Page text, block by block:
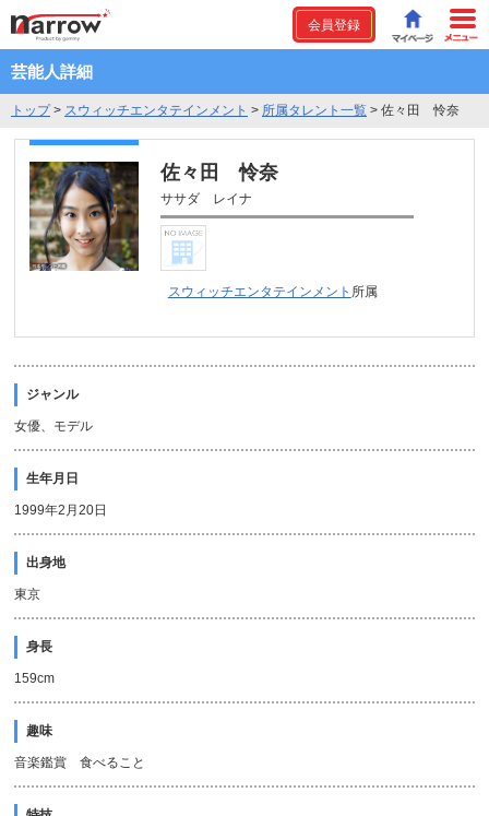
会員登録
芸能人詳細
トップ> スウィッチエンタテインメント > 所属タレント一覧 > 佐々田 怜奈
佐々田 怜奈
ササダ レイナ
スウィッチエンタテインメント 所属
ジャンル
女優、モデル
生年月日
1999年2月20日
出身地
東京
身長
159cm
趣味
音楽鑑賞 食べること